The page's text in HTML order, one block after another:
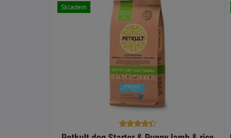
Skladem